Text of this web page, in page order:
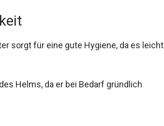
sorgt für eine gute Hygiene, da es leicht
Helms, da er bei Bedarf gründlich